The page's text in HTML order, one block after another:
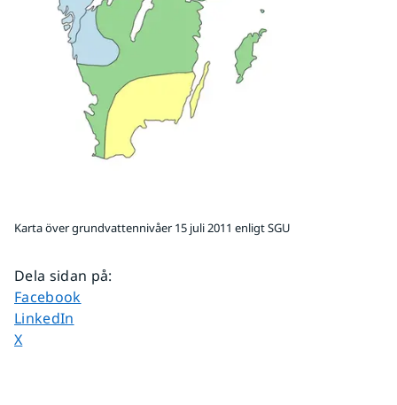
Karta över grundvattennivåer 15 juli 2011 enligt SGU
Dela sidan på:
Dela sidan på
Facebook
Dela sidan på
LinkedIn
Dela sidan på
X